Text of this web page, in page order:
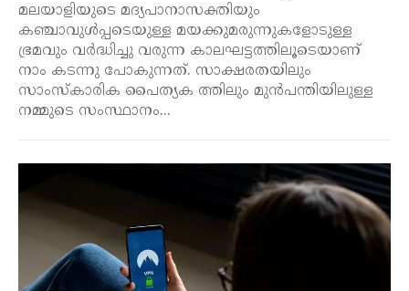
മലയാളിയുടെ മദ്യപാനാസക്തിയും
കഞ്ചാവുൾപ്പടെയുള്ള മയക്കുമരുന്നുകളോടുള്ള
ഭ്രമവും വർദ്ധിച്ചു വരുന്ന കാലഘട്ടത്തിലൂടെയാണ്
നാം കടന്നു പോകുന്നത്. സാക്ഷരതയിലും
സാംസ്കാരിക പൈത്യക ത്തിലും മുൻപന്തിയിലുള്ള
നമ്മുടെ സംസ്ഥാനം...